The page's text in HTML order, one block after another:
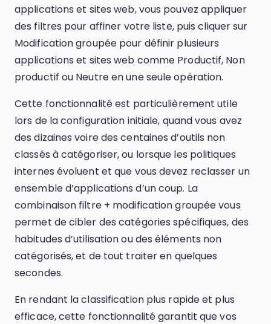
applications et sites web, vous pouvez appliquer
des filtres pour affiner votre liste, puis cliquer sur
Modification groupée pour définir plusieurs
applications et sites web comme Productif, Non
productif ou Neutre en une seule opération.
Cette fonctionnalité est particulièrement utile
lors de la configuration initiale, quand vous avez
des dizaines voire des centaines d’outils non
classés à catégoriser, ou lorsque les politiques
internes évoluent et que vous devez reclasser un
ensemble d’applications d’un coup. La
combinaison filtre + modification groupée vous
permet de cibler des catégories spécifiques, des
habitudes d’utilisation ou des éléments non
catégorisés, et de tout traiter en quelques
secondes.
En rendant la classification plus rapide et plus
efficace, cette fonctionnalité garantit que vos